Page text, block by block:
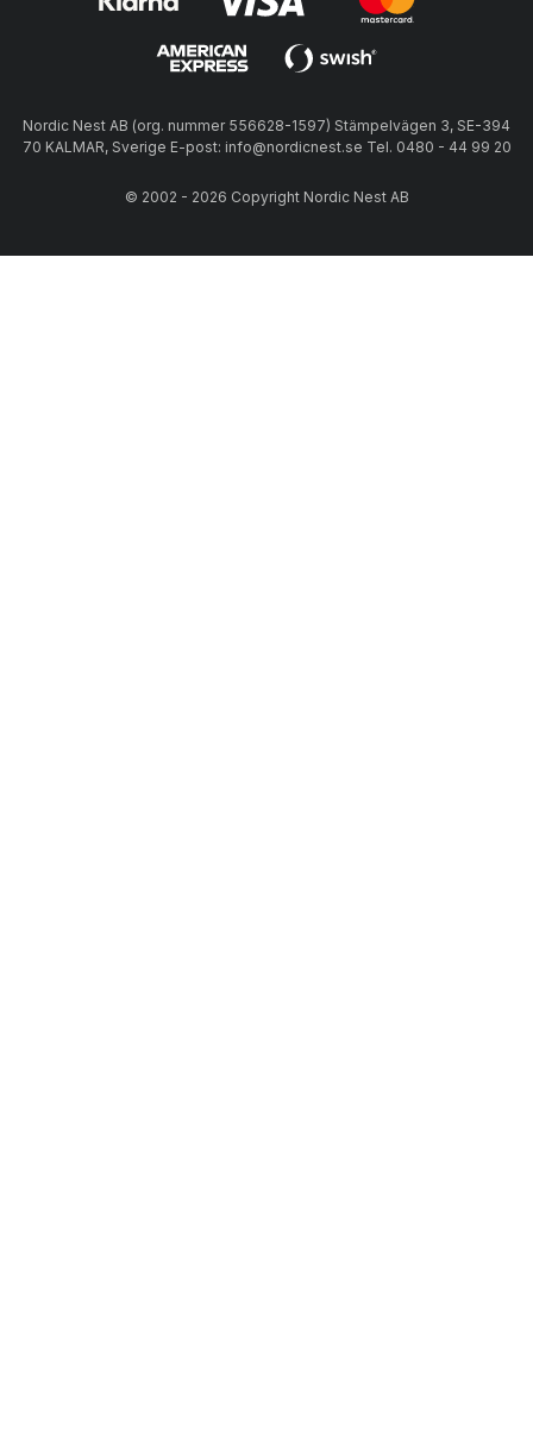
Nordic Nest AB (org. nummer 556628-1597) Stämpelvägen 3, SE-394
70 KALMAR, Sverige E-post: info@nordicnest.se Tel. 0480 - 44 99 20
© 2002 - 2026 Copyright Nordic Nest AB